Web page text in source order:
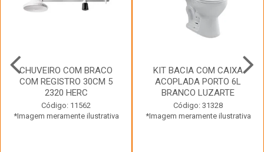
CHUVEIRO COM BRACO
COM REGISTRO 30CM 5
2320 HERC
Código: 11562
*Imagem meramente ilustrativa
KIT BACIA COM CAIXA
ACOPLADA PORTO 6L
BRANCO LUZARTE
Código: 31328
*Imagem meramente ilustrativa